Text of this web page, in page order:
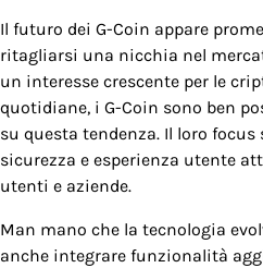
Il futuro dei G-Coin appare
ritagliarsi una nicchia nel
un interesse crescente per le
quotidiane, i G-Coin sono ben
su questa tendenza. Il loro
sicurezza e esperienza utente
utenti e aziende.
Man mano che la tecnologia
anche integrare funzionalità